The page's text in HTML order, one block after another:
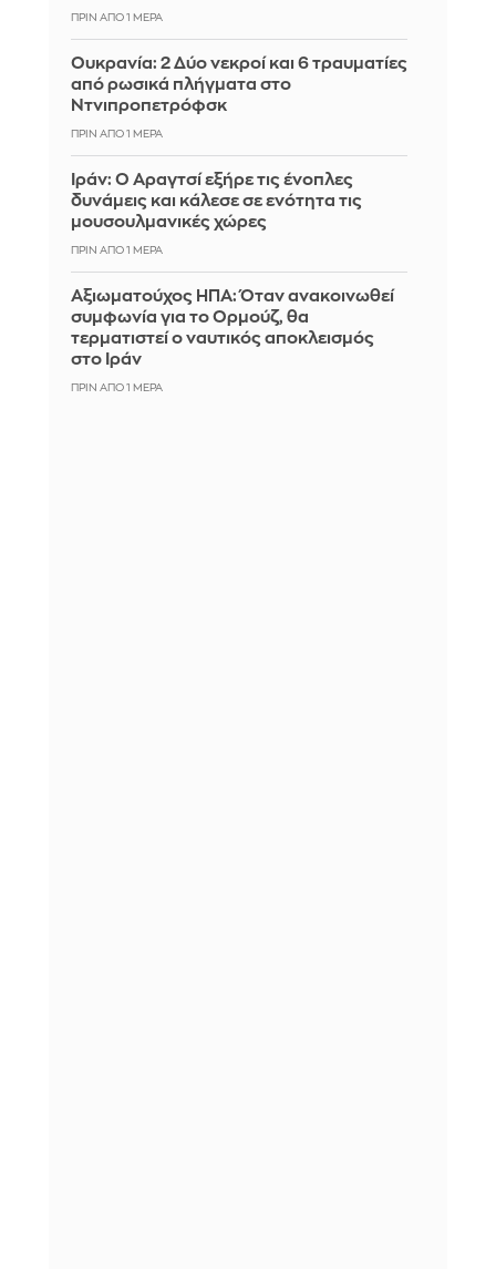
ΠΡΙΝ ΑΠΌ 1 ΜΈΡΑ
Ουκρανία: 2 Δύο νεκροί και 6 τραυματίες
από ρωσικά πλήγματα στο
Ντνιπροπετρόφσκ
ΠΡΙΝ ΑΠΌ 1 ΜΈΡΑ
Ιράν: Ο Αραγτσί εξήρε τις ένοπλες
δυνάμεις και κάλεσε σε ενότητα τις
μουσουλμανικές χώρες
ΠΡΙΝ ΑΠΌ 1 ΜΈΡΑ
Αξιωματούχος ΗΠΑ: Όταν ανακοινωθεί
συμφωνία για το Ορμούζ, θα
τερματιστεί ο ναυτικός αποκλεισμός
στο Ιράν
ΠΡΙΝ ΑΠΌ 1 ΜΈΡΑ